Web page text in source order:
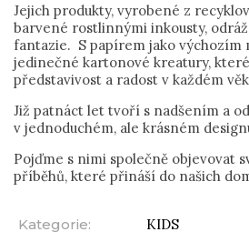
Jejich produkty, vyrobené z
barvené rostlinnými inkousty,
fantazie. S papírem jako výchozím
jedinečné kartonové kreatury,
představivost a radost v každém
Již patnáct let tvoří s nadšením a
v jednoduchém, ale krásném
Pojďme s nimi společně objevovat
příběhů, které přináší do našich
Kategorie:
KIDS